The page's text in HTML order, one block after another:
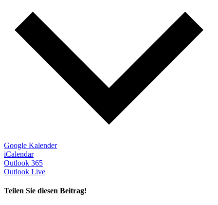
Google Kalender
iCalendar
Outlook 365
Outlook Live
Teilen Sie diesen Beitrag!